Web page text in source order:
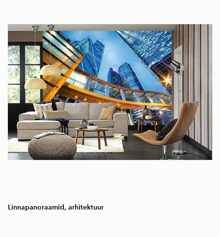
Linnapanoraamid, arhitektuur